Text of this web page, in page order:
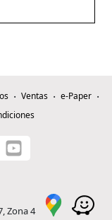
Ventas
e-Paper
Zona 4